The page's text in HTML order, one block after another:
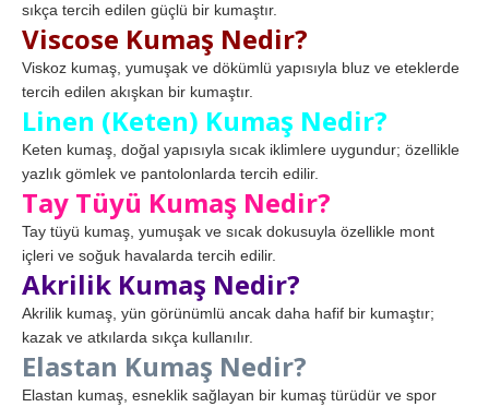
sıkça tercih edilen güçlü bir kumaştır.
Viscose Kumaş Nedir?
Viskoz kumaş, yumuşak ve dökümlü yapısıyla bluz ve eteklerde
tercih edilen akışkan bir kumaştır.
Linen (Keten) Kumaş Nedir?
Keten kumaş, doğal yapısıyla sıcak iklimlere uygundur; özellikle
yazlık gömlek ve pantolonlarda tercih edilir.
Tay Tüyü Kumaş Nedir?
Tay tüyü kumaş, yumuşak ve sıcak dokusuyla özellikle mont
içleri ve soğuk havalarda tercih edilir.
Akrilik Kumaş Nedir?
Akrilik kumaş, yün görünümlü ancak daha hafif bir kumaştır;
kazak ve atkılarda sıkça kullanılır.
Elastan Kumaş Nedir?
Elastan kumaş, esneklik sağlayan bir kumaş türüdür ve spor